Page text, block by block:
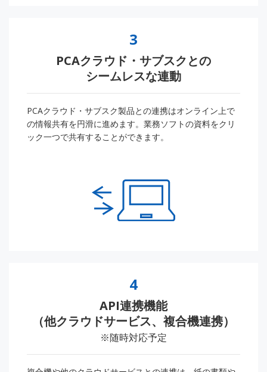
3
PCAクラウド・サブスクとの
シームレスな連動
PCAクラウド・サブスク製品との連携はオンライン上で
の情報共有を円滑に進めます。業務ソフトの資料をクリ
ック一つで共有することができます。
4
API連携機能
（他クラウドサービス、複合機連携）
※随時対応予定